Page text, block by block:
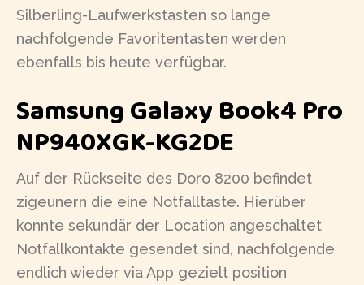
Silberling-Laufwerkstasten so lange
nachfolgende Favoritentasten werden
ebenfalls bis heute verfügbar.
Samsung Galaxy Book4 Pro
NP940XGK-KG2DE
Auf der Rückseite des Doro 8200 befindet
zigeunern die eine Notfalltaste. Hierüber
konnte sekundär der Location angeschaltet
Notfallkontakte gesendet sind, nachfolgende
endlich wieder via App gezielt position